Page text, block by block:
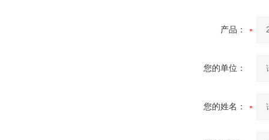
产品：
您的单位：
您的姓名：